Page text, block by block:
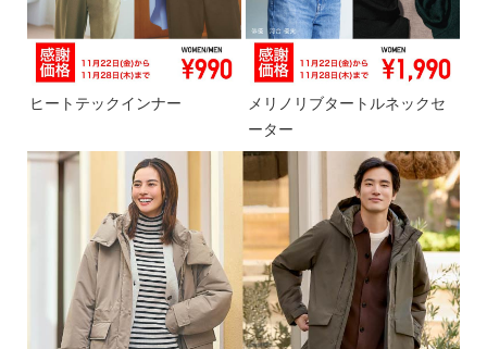
ヒートテックインナー
メリノリブタートルネックセ
ーター